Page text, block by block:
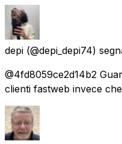
depi (@depi_depi74)
@4fd8059ce2d14b2
clienti fastweb invece